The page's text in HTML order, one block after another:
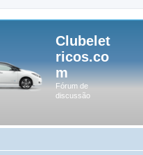
Clubelet
ricos.co
m
Fórum de
discussão